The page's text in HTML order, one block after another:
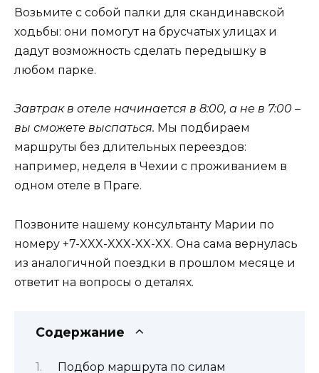
Возьмите с собой палки для скандинавской
ходьбы: они помогут на брусчатых улицах и
дадут возможность сделать передышку в
любом парке.
Завтрак в отеле начинается в 8:00, а не в 7:00 –
вы сможете выспаться. Мы подбираем
маршруты без длительных переездов:
например, неделя в Чехии с проживанием в
одном отеле в Праге.
Позвоните нашему консультанту Марии по
номеру +7-XXX-XXX-XX-XX. Она сама вернулась
из аналогичной поездки в прошлом месяце и
ответит на вопросы о деталях.
Содержание
Подбор маршрута по силам